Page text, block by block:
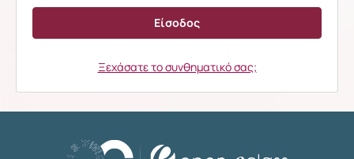
Ξεχάσατε το συνθηματικό σας;